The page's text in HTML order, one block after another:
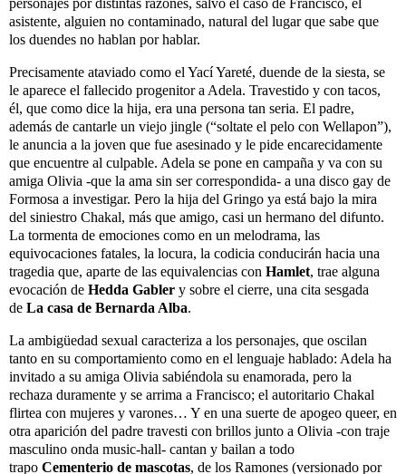
personajes por distintas razones, salvo el caso de Francisco, el
asistente, alguien no contaminado, natural del lugar que sabe que
los duendes no hablan por hablar.
Precisamente ataviado como el Yací Yareté, duende de la siesta, se
le aparece el fallecido progenitor a Adela. Travestido y con tacos,
él, que como dice la hija, era una persona tan seria. El padre,
además de cantarle un viejo jingle (“soltate el pelo con Wellapon”),
le anuncia a la joven que fue asesinado y le pide encarecidamente
que encuentre al culpable. Adela se pone en campaña y va con su
amiga Olivia -que la ama sin ser correspondida- a una disco gay de
Formosa a investigar. Pero la hija del Gringo ya está bajo la mira
del siniestro Chakal, más que amigo, casi un hermano del difunto.
La tormenta de emociones como en un melodrama, las
equivocaciones fatales, la locura, la codicia conducirán hacia una
tragedia que, aparte de las equivalencias con Hamlet, trae alguna
evocación de Hedda Gabler y sobre el cierre, una cita sesgada
de La casa de Bernarda Alba.
La ambigüedad sexual caracteriza a los personajes, que oscilan
tanto en su comportamiento como en el lenguaje hablado: Adela ha
invitado a su amiga Olivia sabiéndola su enamorada, pero la
rechaza duramente y se arrima a Francisco; el autoritario Chakal
flirtea con mujeres y varones… Y en una suerte de apogeo queer, en
otra aparición del padre travesti con brillos junto a Olivia -con traje
masculino onda music-hall- cantan y bailan a todo
trapo Cementerio de mascotas, de los Ramones (versionado por